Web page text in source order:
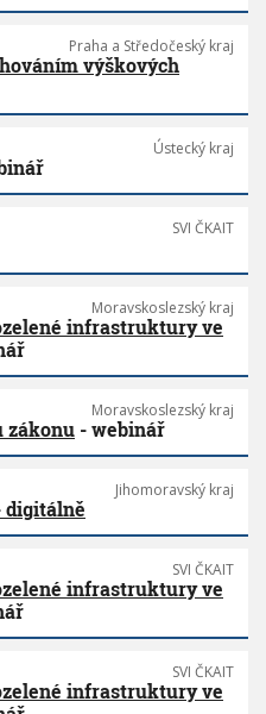
Praha a Středočeský kraj
výškových
Ústecký kraj
SVI ČKAIT
Moravskoslezský kraj
infrastruktury ve
Moravskoslezský kraj
zákonu - webinář
Jihomoravský kraj
digitálně
SVI ČKAIT
infrastruktury ve
SVI ČKAIT
infrastruktury ve